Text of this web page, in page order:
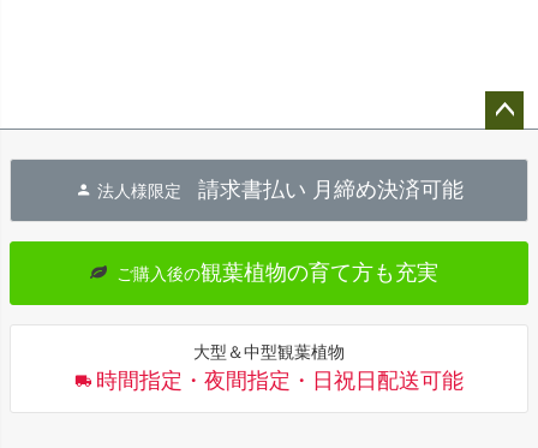
へ
法人様限定 請求書払い 月締め決済可能
ご購入後の観葉植物の育て方も充実
大型＆中型観葉植物
時間指定・夜間指定・日祝日配送可能